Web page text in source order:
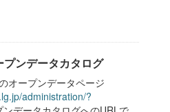
プンデータカタログ
オープンデータページ
administration/?